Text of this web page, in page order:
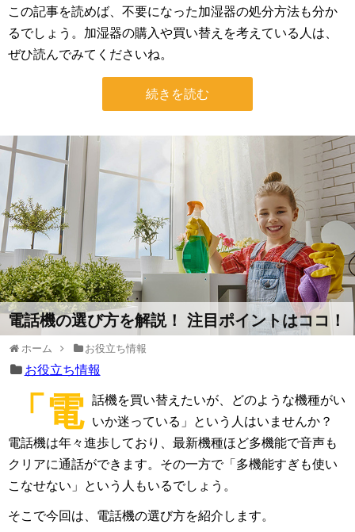
この記事を読めば、不要になった加湿器の処分方法も分か
るでしょう。加湿器の購入や買い替えを考えている人は、
ぜひ読んでみてくださいね。
続きを読む
電話機の選び方を解説！ 注目ポイントはココ！
ホーム お役立ち情報
お役立ち情報
「電 話機を買い替えたいが、どのような機種がい
いか迷っている」という人はいませんか？
電話機は年々進歩しており、最新機種ほど多機能で音声も
クリアに通話ができます。その一方で「多機能すぎも使い
こなせない」という人もいるでしょう。
そこで今回は、電話機の選び方を紹介します。